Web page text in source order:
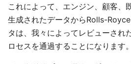
これによって、エンジン、顧客、
生成されたデータからRolls-
タは、我々によってレビューされ
ロセスを通過することになります